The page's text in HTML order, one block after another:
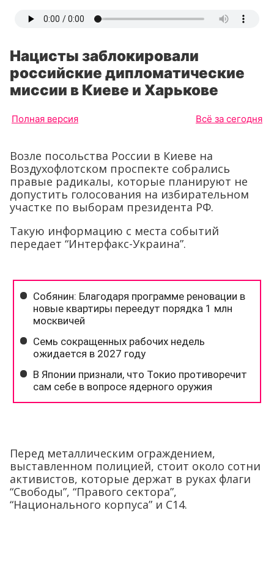
Нацисты заблокировали
российские дипломатические
миссии в Киеве и Харькове
Полная версия Всё за сегодня
Возле посольства России в Киеве на
Воздухофлотском проспекте собрались
правые радикалы, которые планируют не
допустить голосования на избирательном
участке по выборам президента РФ.
Такую информацию с места событий
передает “Интерфакс-Украина”.
Перед металлическим ограждением,
выставленном полицией, стоит около сотни
активистов, которые держат в руках флаги
“Свободы”, “Правого сектора”,
“Национального корпуса” и С14.